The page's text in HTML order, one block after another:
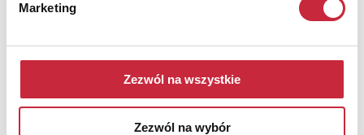
Marketing
Zezwól na wszystkie
Zezwól na wybór